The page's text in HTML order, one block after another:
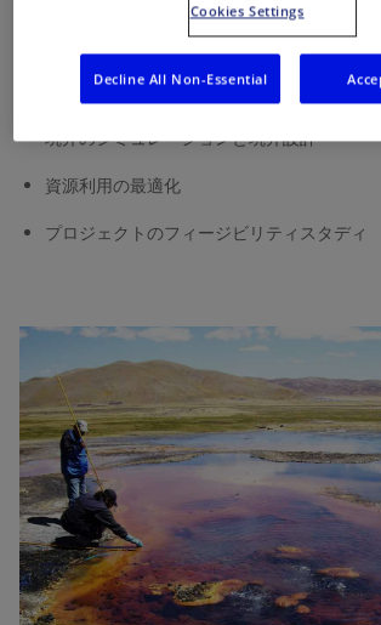
地質学的、地球化学的、地球物理学的、掘
の統合に基づくコンセプト・モデリング
貯留層エンジニアリングと貯留層の数値シ
坑井のシミュレーションと坑井設計
資源利用の最適化
プロジェクトのフィージビリティスタディ
Cookies Settings
Decline All Non-Essential